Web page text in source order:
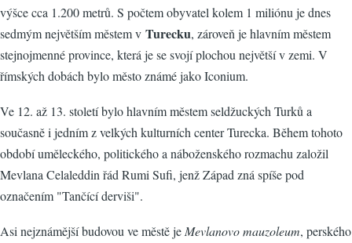
výšce cca 1.200 metrů. S počtem obyvatel kolem 1 miliónu je dnes
sedmým největším městem v Turecku, zároveň je hlavním městem
stejnojmenné province, která je se svojí plochou největší v zemi. V
římských dobách bylo město známé jako Iconium.
Ve 12. až 13. století bylo hlavním městem seldžuckých Turků a
současně i jedním z velkých kulturních center Turecka. Během tohoto
období uměleckého, politického a náboženského rozmachu založil
Mevlana Celaleddin řád Rumi Sufi, jenž Západ zná spíše pod
označením "Tančící derviši".
Asi nejznámější budovou ve městě je Mevlanovo mauzoleum, perského